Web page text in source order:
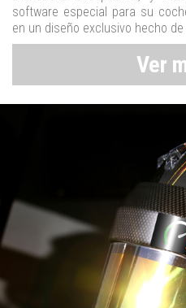
software especial para su
en un diseño exclusivo hecho de
Ver